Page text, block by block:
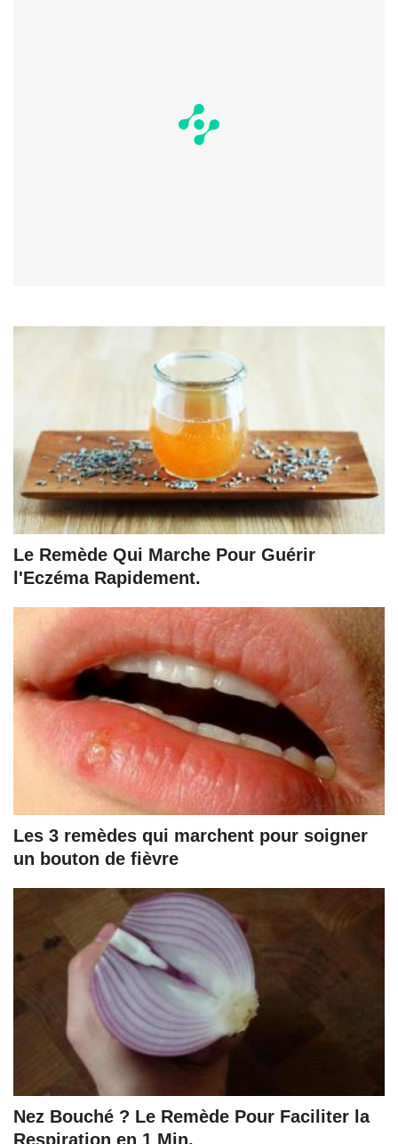
Le Remède Qui Marche Pour Guérir
l'Eczéma Rapidement.
Les 3 remèdes qui marchent pour soigner
un bouton de fièvre
Nez Bouché ? Le Remède Pour Faciliter la
Respiration en 1 Min.